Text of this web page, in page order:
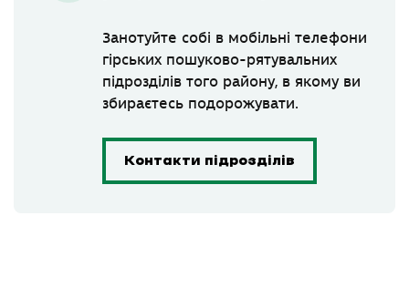
Занотуйте собі в мобільні телефони
гірських пошуково-рятувальних
підрозділів того району, в якому ви
збираєтесь подорожувати.
Контакти підрозділів